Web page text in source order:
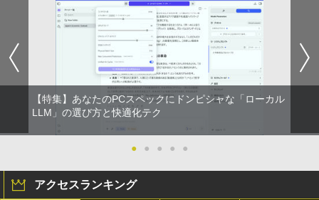
【特集】あなたのPCスペックにドンピシャな「ローカル
LLM」の選び方と快適化テク
● ● ● ● ●
アクセスランキング